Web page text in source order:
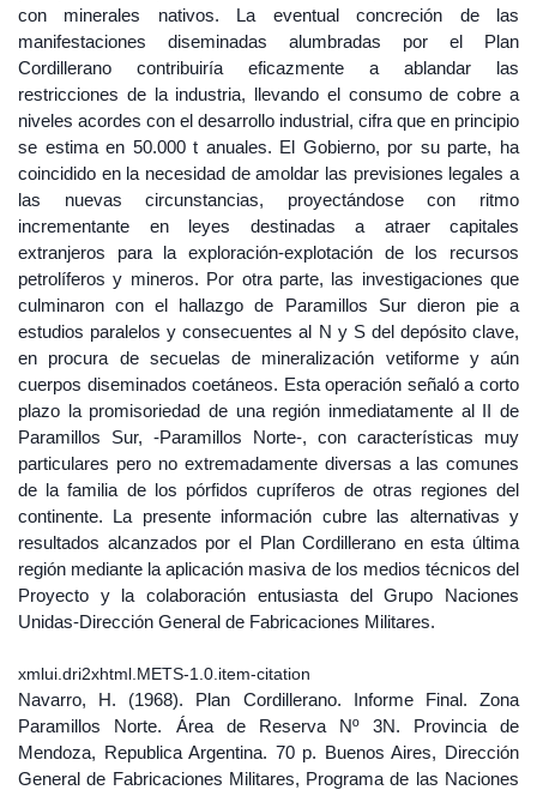
con minerales nativos. La eventual concreción de las
manifestaciones diseminadas alumbradas por el Plan
Cordillerano contribuiría eficazmente a ablandar las
restricciones de la industria, llevando el consumo de cobre a
niveles acordes con el desarrollo industrial, cifra que en principio
se estima en 50.000 t anuales. El Gobierno, por su parte, ha
coincidido en la necesidad de amoldar las previsiones legales a
las nuevas circunstancias, proyectándose con ritmo
incrementante en leyes destinadas a atraer capitales
extranjeros para la exploración-explotación de los recursos
petrolíferos y mineros. Por otra parte, las investigaciones que
culminaron con el hallazgo de Paramillos Sur dieron pie a
estudios paralelos y consecuentes al N y S del depósito clave,
en procura de secuelas de mineralización vetiforme y aún
cuerpos diseminados coetáneos. Esta operación señaló a corto
plazo la promisoriedad de una región inmediatamente al II de
Paramillos Sur, -Paramillos Norte-, con características muy
particulares pero no extremadamente diversas a las comunes
de la familia de los pórfidos cupríferos de otras regiones del
continente. La presente información cubre las alternativas y
resultados alcanzados por el Plan Cordillerano en esta última
región mediante la aplicación masiva de los medios técnicos del
Proyecto y la colaboración entusiasta del Grupo Naciones
Unidas-Dirección General de Fabricaciones Militares.
xmlui.dri2xhtml.METS-1.0.item-citation
Navarro, H. (1968). Plan Cordillerano. Informe Final. Zona
Paramillos Norte. Área de Reserva Nº 3N. Provincia de
Mendoza, Republica Argentina. 70 p. Buenos Aires, Dirección
General de Fabricaciones Militares, Programa de las Naciones